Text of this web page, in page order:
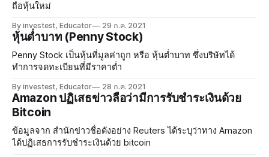
ถือหุ้นใหม่
By investest, Educator 29 ก.ค. 2021
หุ้นต่ำบาท (Penny Stock)
Penny Stock เป็นหุ้นที่มูลค่าถูก หรือ หุ้นต่ำบาท ซึ่งบริษัทได้
ทำการจดทะเบียนที่มีราคาต่ำ
By investest, Educator 28 ก.ค. 2021
Amazon ปฏิเสธข่าวลือว่ามีการรับชำระเงินด้วย
Bitcoin
ข้อมูลจาก สำนักข่าวชื่อดังอย่าง Reuters ได้ระบุว่าทาง Amazon
ได้ปฏิเสธการรับชำระเงินด้วย bitcoin